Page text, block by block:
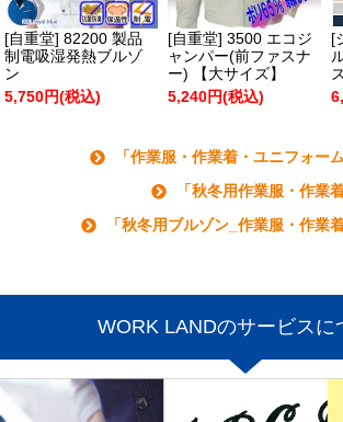
[自重堂] 82200 製品
制電吸湿発熱ブルゾ
ン
5,750円(税込)
[自重堂] 3500 エコジ
ャンパー(前ファスナ
ー) 【大サイズ】
5,240円(税込)
[
「作業服・作業着・ユニフォー
「秋冬用作業服・作業
「秋冬用ブルゾン_作業服・作業
WORK LANDのサービスに